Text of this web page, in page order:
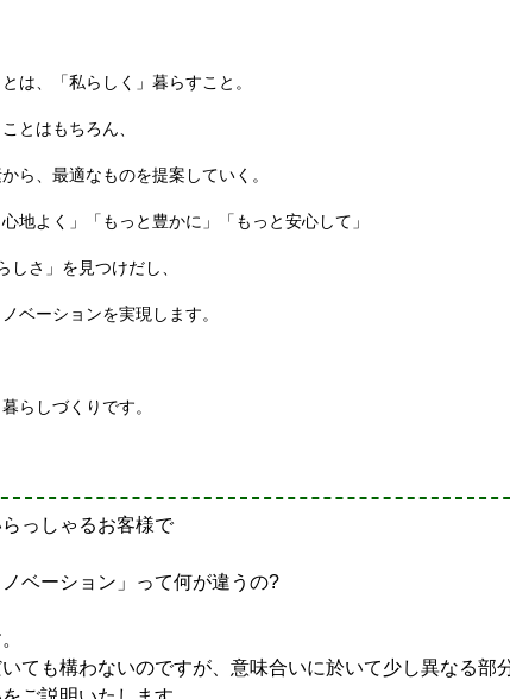
は、「私らしく」暮らすこと。
とはもちろん、
ら、最適なものを提案していく。
地よく」「もっと豊かに」「もっと安心して」
さ」を見つけだし、
ベーションを実現します。
らしづくりです。
っしゃるお客様で
ノベーション」って何が違うの?
ても構わないのですが、意味合いに於いて少し異なる部